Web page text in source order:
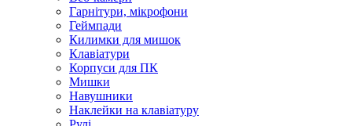
Гарнітури, мікрофони
Геймпади
Килимки для мишок
Клавіатури
Корпуси для ПК
Мишки
Навушники
Наклейки на клавіатуру